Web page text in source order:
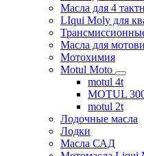
Масла для 4
LIqui Moly для
Масла для
Мотохимия
Motul Moto
motul 4t
MOTUL
motul 2t
Лодочные масла
Лодки
Масла САД